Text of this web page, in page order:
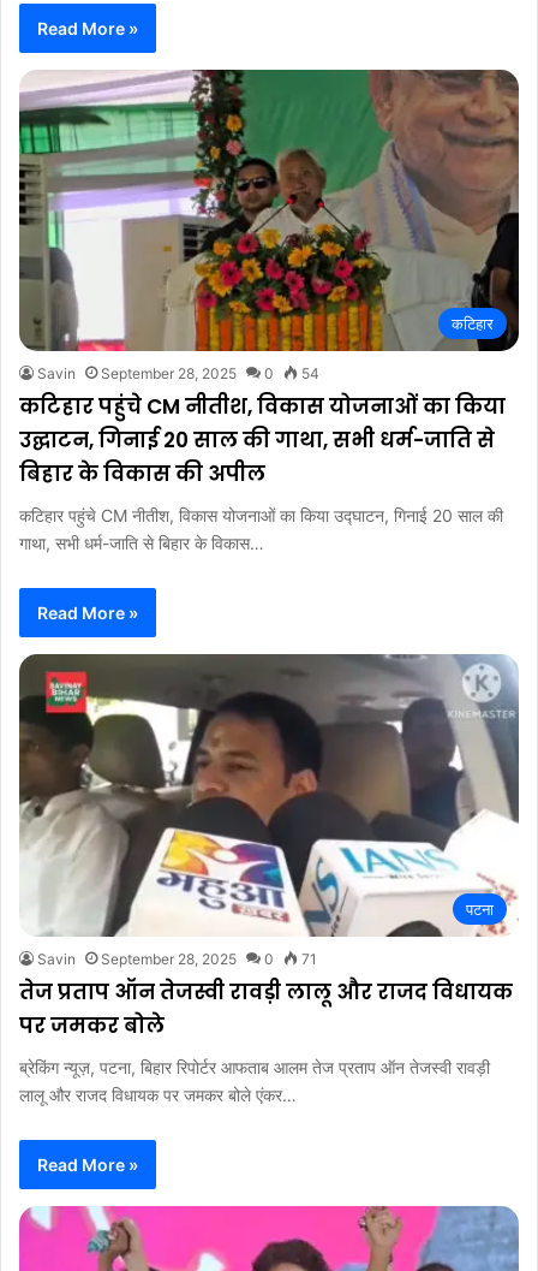
Read More »
कटिहार
Savin September 28, 2025 0 54
कटिहार पहुंचे CM नीतीश, विकास योजनाओं का किया
उद्घाटन, गिनाई 20 साल की गाथा, सभी धर्म-जाति से
बिहार के विकास की अपील
कटिहार पहुंचे CM नीतीश, विकास योजनाओं का किया उद्घाटन, गिनाई 20 साल की
गाथा, सभी धर्म-जाति से बिहार के विकास…
Read More »
पटना
Savin September 28, 2025 0 71
तेज प्रताप ऑन तेजस्वी रावड़ी लालू और राजद विधायक
पर जमकर बोले
ब्रेकिंग न्यूज़, पटना, बिहार रिपोर्टर आफताब आलम तेज प्रताप ऑन तेजस्वी रावड़ी
लालू और राजद विधायक पर जमकर बोले एंकर…
Read More »